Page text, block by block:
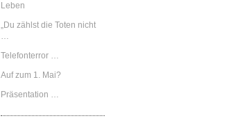
Leben
„Du zählst die Toten nicht
…
Telefonterror …
Auf zum 1. Mai?
Präsentation …